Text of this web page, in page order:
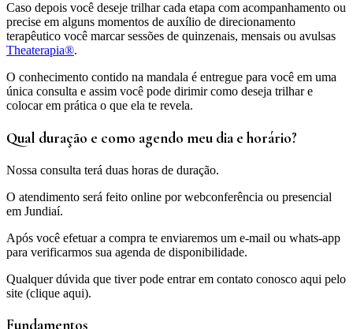
Caso depois você deseje trilhar cada etapa com acompanhamento ou
precise em alguns momentos de auxílio de direcionamento
terapêutico você marcar sessões de quinzenais, mensais ou avulsas
Theaterapia®.
O conhecimento contido na mandala é entregue para você em uma
única consulta e assim você pode dirimir como deseja trilhar e
colocar em prática o que ela te revela.
Qual duração e como agendo meu dia e horário?
Nossa consulta terá duas horas de duração.
O atendimento será feito online por webconferência ou presencial
em Jundiaí.
Após você efetuar a compra te enviaremos um e-mail ou whats-app
para verificarmos sua agenda de disponibilidade.
Qualquer dúvida que tiver pode entrar em contato conosco aqui pelo
site (clique aqui).
Fundamentos